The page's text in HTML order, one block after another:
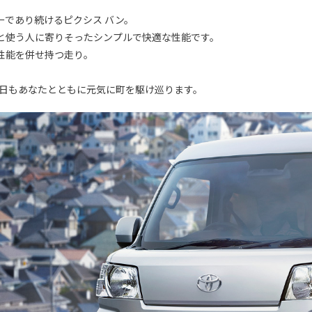
あり続けるピクシス バン。
う人に寄りそったシンプルで快適な性能です。
を併せ持つ走り。
あなたとともに元気に町を駆け巡ります。